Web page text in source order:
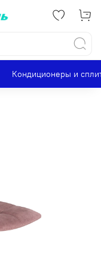
Кондиционеры и